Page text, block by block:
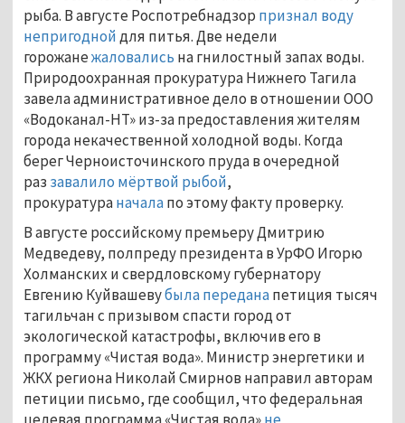
рыба. В августе Роспотребнадзор признал воду
непригоднойдля питья. Две недели
горожанежаловались на гнилостный запах воды.
Природоохранная прокуратура Нижнего Тагила
завела административное дело в отношении ООО
«Водоканал-НТ» из-за предоставления жителям
города некачественной холодной воды. Когда
берег Черноисточинского пруда в очередной
раз завалило мёртвой рыбой,
прокуратураначалапо этому факту проверку.
В августе российскому премьеру Дмитрию
Медведеву, полпреду президента в УрФО Игорю
Холманских и свердловскому губернатору
Евгению Куйвашевубыла переданапетиция тысяч
тагильчан с призывом спасти город от
экологической катастрофы, включив его в
программу «Чистая вода». Министр энергетики и
ЖКХ региона Николай Смирнов направил авторам
петиции письмо, где сообщил, что федеральная